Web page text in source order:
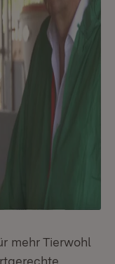
mehr Tierwohl